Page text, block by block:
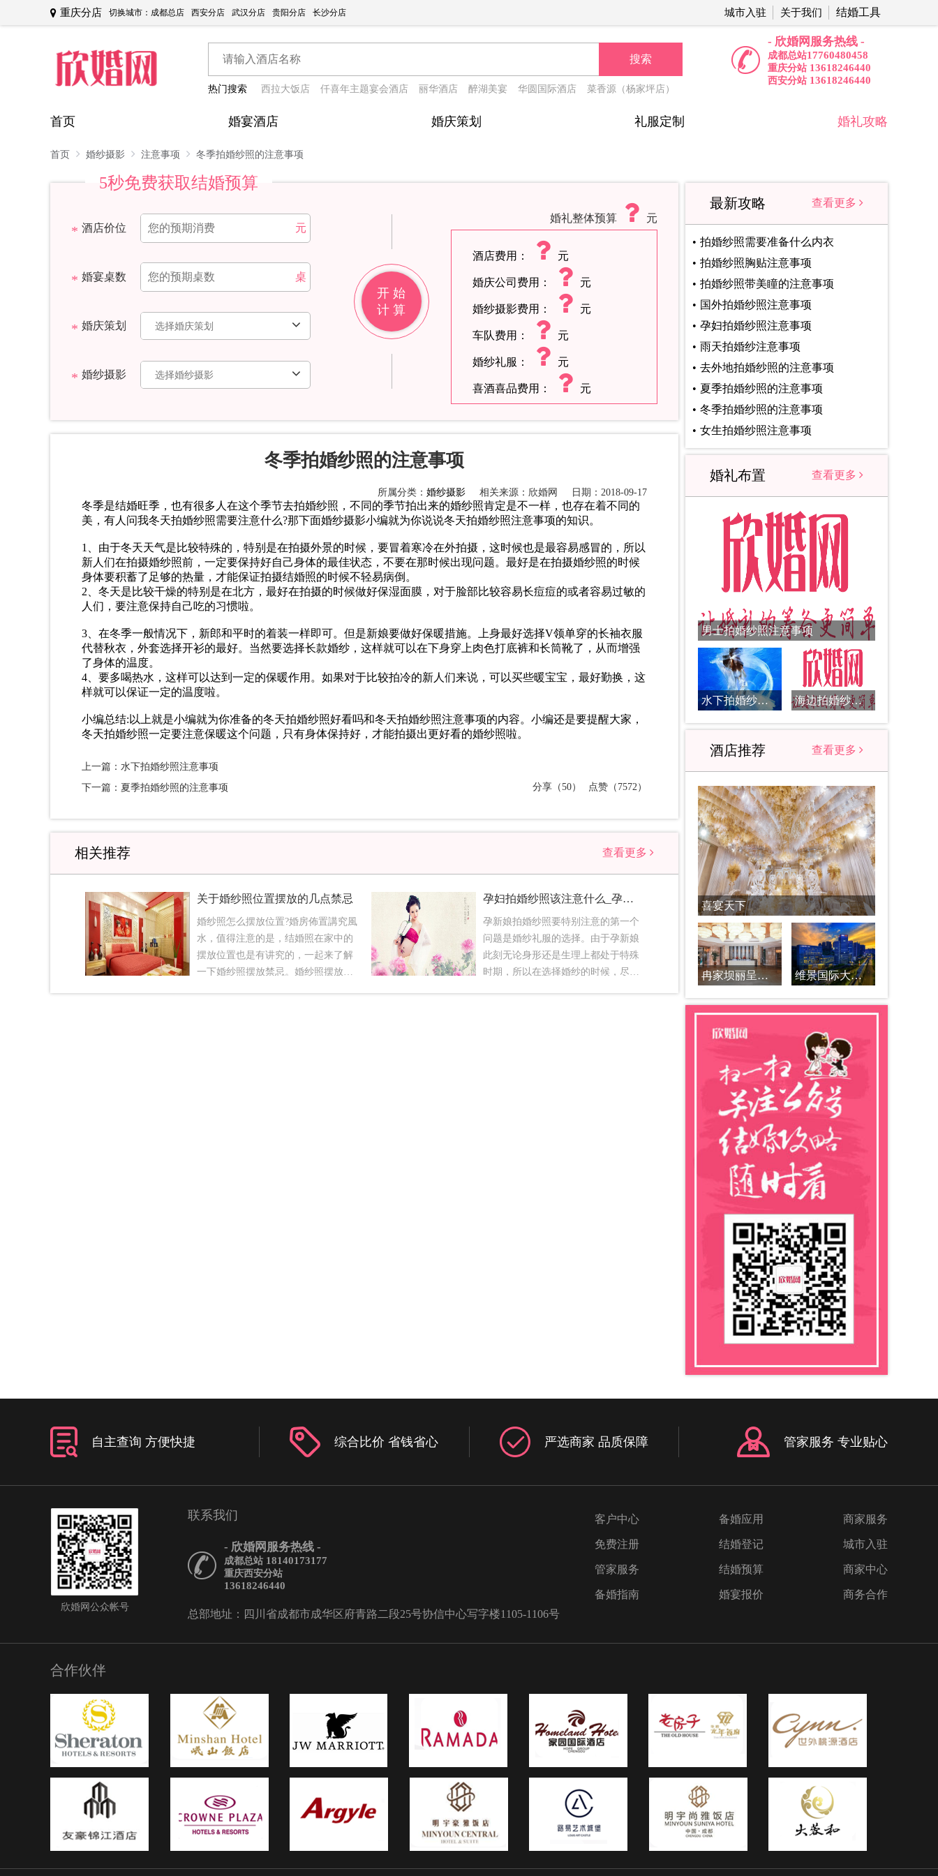
重庆分店 切换城市： 成都总店 西安分店 武汉分店 贵阳分店 长沙分店 城市入驻 关于我们 结婚工具
搜索
热门搜索 西拉大饭店 仟喜年主题宴会酒店 丽华酒店 醉湖美宴 华圆国际酒店 菜香源（杨家坪店）
- 欣婚网服务热线 -
成都总站17760480458
重庆分站 13618246440
西安分站 13618246440
首页 婚宴酒店 婚庆策划 礼服定制 婚礼攻略
首页 婚纱摄影 注意事项 冬季拍婚纱照的注意事项
5秒免费获取结婚预算
酒店价位 元
婚宴桌数 桌
婚庆策划
婚纱摄影
开 始
计 算
婚礼整体预算 元
酒店费用： 元
婚庆公司费用： 元
婚纱摄影费用： 元
车队费用： 元
婚纱礼服： 元
喜酒喜品费用： 元
冬季拍婚纱照的注意事项
所属分类： 婚纱摄影 相关来源：欣婚网 日期：2018-09-17
冬季是结婚旺季，也有很多人在这个季节去拍婚纱照，不同的季节拍出来的婚纱照肯定是不一样，也存在着不同的
美，有人问我冬天拍婚纱照需要注意什么?那下面婚纱摄影小编就为你说说冬天拍婚纱照注意事项的知识。
1、由于冬天天气是比较特殊的，特别是在拍摄外景的时候，要冒着寒冷在外拍摄，这时候也是最容易感冒的，所以
新人们在拍摄婚纱照前，一定要保持好自己身体的最佳状态，不要在那时候出现问题。最好是在拍摄婚纱照的时候
身体要积蓄了足够的热量，才能保证拍摄结婚照的时候不轻易病倒。
2、冬天是比较干燥的特别是在北方，最好在拍摄的时候做好保湿面膜，对于脸部比较容易长痘痘的或者容易过敏的
人们，要注意保持自己吃的习惯啦。
3、在冬季一般情况下，新郎和平时的着装一样即可。但是新娘要做好保暖措施。上身最好选择V领单穿的长袖衣服
代替秋衣，外套选择开衫的最好。当然要选择长款婚纱，这样就可以在下身穿上肉色打底裤和长筒靴了，从而增强
了身体的温度。
4、要多喝热水，这样可以达到一定的保暖作用。如果对于比较拍冷的新人们来说，可以买些暖宝宝，最好勤换，这
样就可以保证一定的温度啦。
小编总结:以上就是小编就为你准备的冬天拍婚纱照好看吗和冬天拍婚纱照注意事项的内容。小编还是要提醒大家，
冬天拍婚纱照一定要注意保暖这个问题，只有身体保持好，才能拍摄出更好看的婚纱照啦。
上一篇：水下拍婚纱照注意事项
下一篇：夏季拍婚纱照的注意事项
分享（50） 点赞（7572）
相关推荐 查看更多
关于婚纱照位置摆放的几点禁忌
婚纱照怎么摆放位置?婚房佈置講究風
水，值得注意的是，结婚照在家中的
摆放位置也是有讲究的，一起来了解
一下婚纱照摆放禁忌。婚纱照摆放禁
婚姻获得加持，幸福圆满。需要注意
的是，将结婚照摆放或者悬挂在床
带来霉运。婚纱照摆放禁忌：客厅除
了新婚夫妇的床头，客厅也是结婚照
摆放的好位置。客厅为会客之地，将
家婚照摆放在客厅，能够与众人分享
夫妻之间的幸福，象征着两人感情的
美满喜兆，同时也会让所有的访客沉
浸在夫妻之间的幸福之中，并送上由
西北和西南的方位来摆放，当然在正
婚纱照摆放禁忌：卧室小夫妻的卧室
同样是放结婚照的好位置，在风水
中，卧室的西南方以及西北方代表着
婚姻关系，想要夫妻之前婚姻关系和
谐的话，在卧室的西北方方和西南方
个悬挂或者摆放一幅结婚照，寓意着
时也代表着夫妻双方视对方为终身伴
侣的坚决性，是夫妻之间婚后的感情
孕妇拍婚纱照该注意什么_孕妇拍婚纱照注意事项
孕新娘拍婚纱照要特别注意的第一个
问题是婚纱礼服的选择。由于孕新娘
此刻无论身形还是生理上都处于特殊
时期，所以在选择婚纱的时候，尽量
底鞋就可以了。如果身高足够，那么
舒适的平底鞋可是不二的选择。最后
下，短时多拍，做到劳逸结合，让自
己和肚子里的宝贝都有一个舒适的状
最新攻略 查看更多
拍婚纱照需要准备什么内衣
拍婚纱照胸贴注意事项
拍婚纱照带美瞳的注意事项
国外拍婚纱照注意事项
孕妇拍婚纱照注意事项
雨天拍婚纱注意事项
去外地拍婚纱照的注意事项
夏季拍婚纱照的注意事项
冬季拍婚纱照的注意事项
女生拍婚纱照注意事项
婚礼布置 查看更多
男士拍婚纱照注意事项
水下拍婚纱照注意事项 海边拍婚纱照的九大注意事项
酒店推荐 查看更多
喜宴天下
冉家坝丽呈君顿酒店 维景国际大酒店
自主查询 方便快捷 综合比价 省钱省心 严选商家 品质保障 管家服务 专业贴心
欣婚网公众帐号
联系我们
- 欣婚网服务热线 -
成都总站 18140173177
重庆西安分站
13618246440
总部地址：四川省成都市成华区府青路二段25号协信中心写字楼1105-1106号
客户中心
免费注册
管家服务
备婚指南
备婚应用
结婚登记
结婚预算
婚宴报价
商家服务
城市入驻
商家中心
商务合作
合作伙伴